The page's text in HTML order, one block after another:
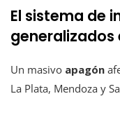
El sistema de
Un masivo apagón
La Plata, Mendoza y